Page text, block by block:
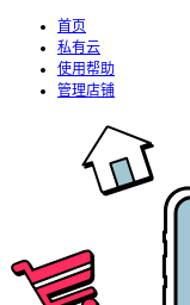
首页
私有云
使用帮助
管理店铺